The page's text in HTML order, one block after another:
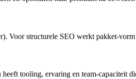
Voor structurele SEO werkt pakket-
tooling, ervaring en team-capaciteit